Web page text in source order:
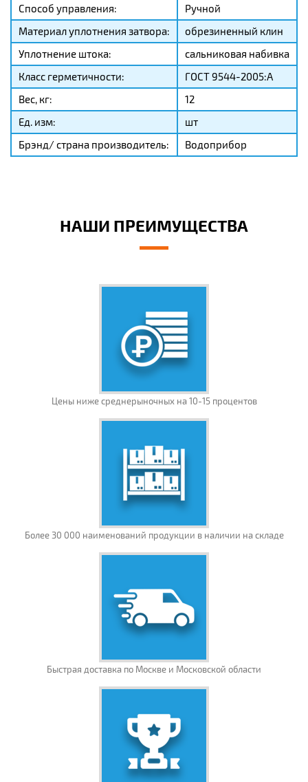
Способ управления:
Ручной
Материал уплотнения затвора:
обрезиненный клин
Уплотнение штока:
сальниковая набивка
Класс герметичности:
ГОСТ 9544-2005:A
Вес, кг:
12
Ед. изм:
шт
Брэнд/ страна производитель:
Водоприбор
НАШИ ПРЕИМУЩЕСТВА
Цены ниже среднерыночных на 10-15 процентов
Более 30 000 наименований продукции в наличии на складе
Быстрая доставка по Москве и Московской области